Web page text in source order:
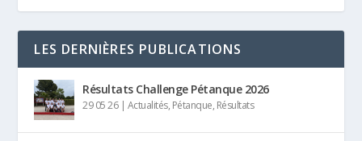
LES DERNIÈRES PUBLICATIONS
Résultats Challenge Pétanque 2026
29 05 26| Actualités, Pétanque, Résultats